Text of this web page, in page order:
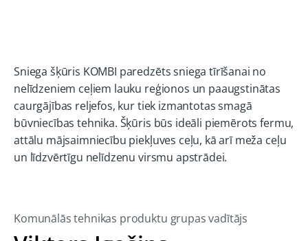
Sniega šķūris KOMBI paredzēts sniega tīrīšanai no
nelīdzeniem ceļiem lauku reģionos un paaugstinātas
caurgājības reljefos, kur tiek izmantotas smagā
būvniecības tehnika. Šķūris būs ideāli piemērots fermu,
attālu mājsaimniecību piekļuves ceļu, kā arī meža ceļu
un līdzvērtīgu nelīdzenu virsmu apstrādei.
Komunālās tehnikas produktu grupas vadītājs